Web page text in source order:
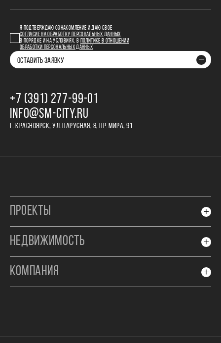
Я ПОДТВЕРЖДАЮ ОЗНАКОМЛЕНИЕ И ДАЮ СВОЕ
СОГЛАСИЕ НА ОБРАБОТКУ ПЕРСОНАЛЬНЫХ ДАННЫХ
В ПОРЯДКЕ И НА УСЛОВИЯХ, В
ПОЛИТИКЕ В ОТНОШЕНИИ
ОБРАБОТКИ ПЕРСОНАЛЬНЫХ ДАННЫХ
ОСТАВИТЬ ЗАЯВКУ
+7 (391) 277‒99‒01
INFO@SM-CITY.RU
Г. КРАСНОЯРСК, УЛ. ПАРУСНАЯ, 8, ПР. МИРА, 91
ПРОЕКТЫ
НЕДВИЖИМОСТЬ
КОМПАНИЯ